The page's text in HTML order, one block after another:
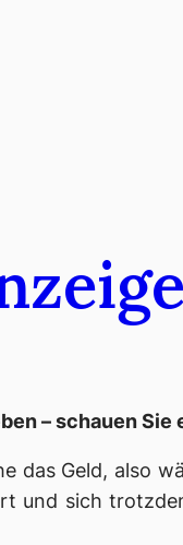
– schauen
das Geld, also
und sich